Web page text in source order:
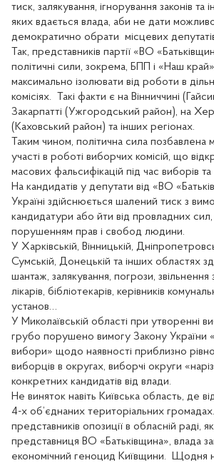
тиск, залякування, ігнорування законів та
яких вдається влада, аби не дати
демократично обрати місцевих
Так, представників партії «ВО
політичні сили, зокрема, БПП і «Наш
максимально ізолювати від роботи в
комісіях. Такі факти є на Вінниччині
Закарпатті (Ужгородський район), на
(Каховський район) та інших регіонах.
Таким чином, політична сила позбавлена
участі в роботі виборчих комісій, що
масових фальсифікацій під час виборів та
На кандидатів у депутати від «ВО
Україні здійснюється шалений тиск з
кандидатури або йти від провладних
порушенням прав і свобод людини.
У Харківській, Вінницькій,
Сумській, Донецькій та інших областях
шантаж, залякування, погрози, звільнення
лікарів, бібліотекарів, керівників
установ…
У Миколаївській області при утворенні
грубо порушено вимогу Закону України
вибори» щодо наявності приблизно рівної
виборців в округах, виборчі округи
конкретних кандидатів від влади.
Не виняток навіть Київська область, де
4-х об’єднаних територіальних
представників опозиції в обласній раді,
представниця ВО «Батьківщина», влада
економічний геноцид Київщини. Щодня